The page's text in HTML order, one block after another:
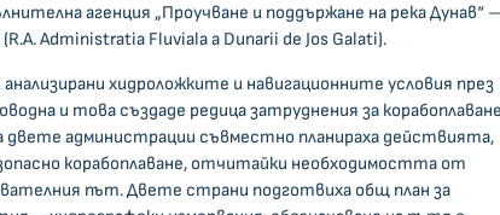
агенция „Проучване и поддържане на река Дунав“ –
Administratia Fluviala a Dunarii de Jos Galati).
хидроложките и навигационните условия през
и това създаде редица затруднения за
администрации съвместно планираха действията,
корабоплаване, отчитайки необходимостта от
път. Двете страни подготвиха общ план за